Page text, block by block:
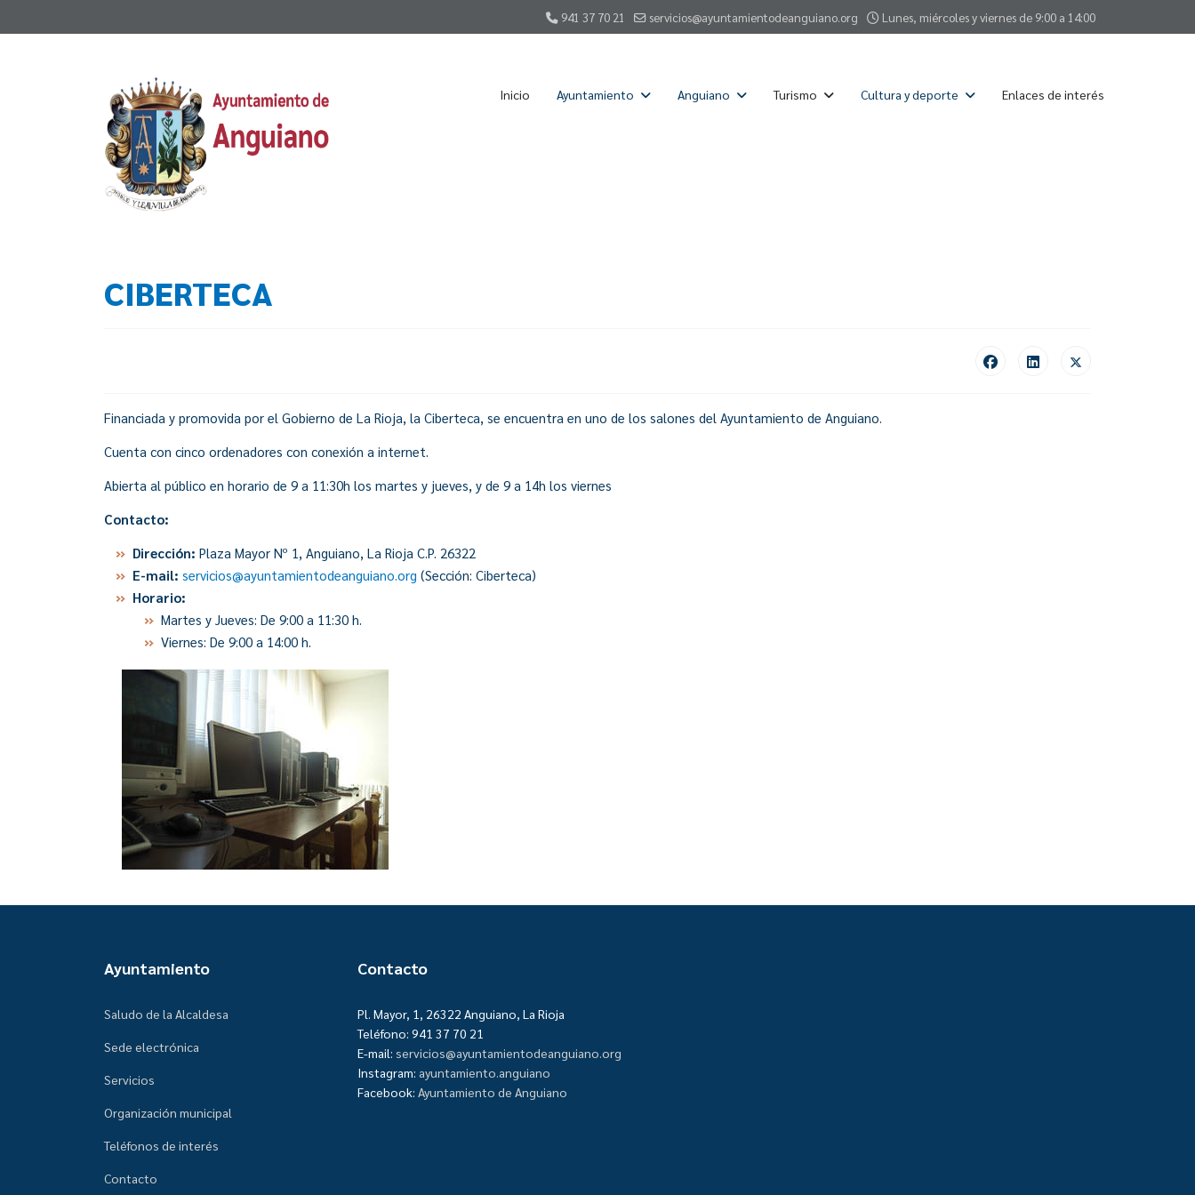
941 37 70 21 servicios@ayuntamientodeanguiano.org Lunes, miércoles y viernes de 9:00 a 14:00
Inicio Ayuntamiento Anguiano Turismo Cultura y deporte Enlaces de interés
CIBERTECA
Financiada y promovida por el Gobierno de La Rioja, la Ciberteca, se encuentra en uno de los salones del Ayuntamiento de Anguiano.
Cuenta con cinco ordenadores con conexión a internet.
Abierta al público en horario de 9 a 11:30h los martes y jueves, y de 9 a 14h los viernes
Contacto:
Dirección: Plaza Mayor Nº 1, Anguiano, La Rioja C.P. 26322
E-mail: servicios@ayuntamientodeanguiano.org (Sección: Ciberteca)
Horario:
Martes y Jueves: De 9:00 a 11:30 h.
Viernes: De 9:00 a 14:00 h.
Ayuntamiento
Saludo de la Alcaldesa
Sede electrónica
Servicios
Organización municipal
Teléfonos de interés
Contacto
Contacto
Pl. Mayor, 1, 26322 Anguiano, La Rioja
Teléfono: 941 37 70 21
E-mail: servicios@ayuntamientodeanguiano.org
Instagram: ayuntamiento.anguiano
Facebook: Ayuntamiento de Anguiano